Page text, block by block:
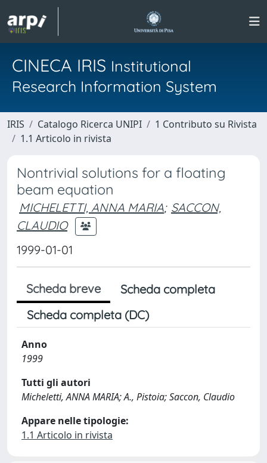
CINECA IRIS Institutional
Research Information System
IRIS Catalogo Ricerca UNIPI
1 Contributo su Rivista
1.1 Articolo in rivista
Nontrivial solutions for a floating
beam equation
MICHELETTI, ANNA MARIA; SACCON,
CLAUDIO
1999-01-01
Scheda breve
Scheda completa
Scheda completa (DC)
Anno
1999
Tutti gli autori
Micheletti, ANNA MARIA; A., Pistoia; Saccon, Claudio
Appare nelle tipologie:
1.1 Articolo in rivista